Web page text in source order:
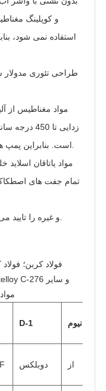
و کوپلینگ
استفاده نمی شود،
زدایی تا
تمام جفت های اصطکاک
فولاد کربن؛
D-1 تیتانیوم
دوبلکس از